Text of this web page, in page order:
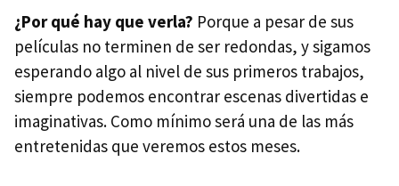
¿Por qué hay que verla? Porque a pesar de sus
películas no terminen de ser redondas, y sigamos
esperando algo al nivel de sus primeros trabajos,
siempre podemos encontrar escenas divertidas e
imaginativas. Como mínimo será una de las más
entretenidas que veremos estos meses.